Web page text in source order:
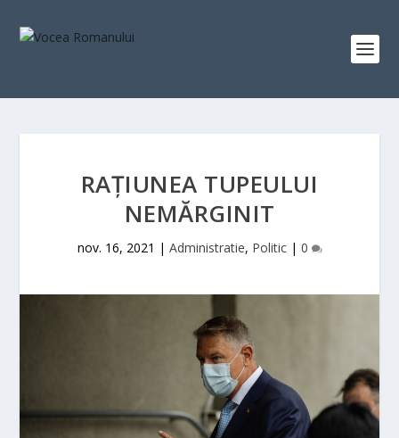
RAŢIUNEA TUPEULUI
NEMĂRGINIT
nov. 16, 2021 | Administratie, Politic| 0